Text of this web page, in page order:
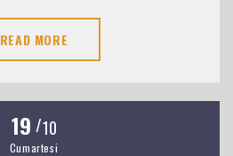
READ MORE
19 /10
Cumartesi